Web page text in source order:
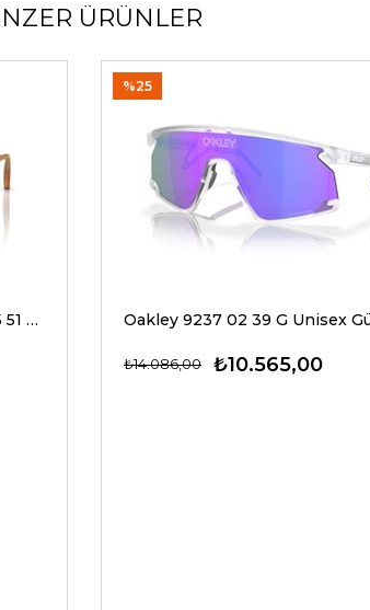
ÜRÜNLER
Oliver Peoples 5298SU 1578W5 51 G Unisex Güneş Gözlükleri
₺10.565,00
₺14.086,00
%25